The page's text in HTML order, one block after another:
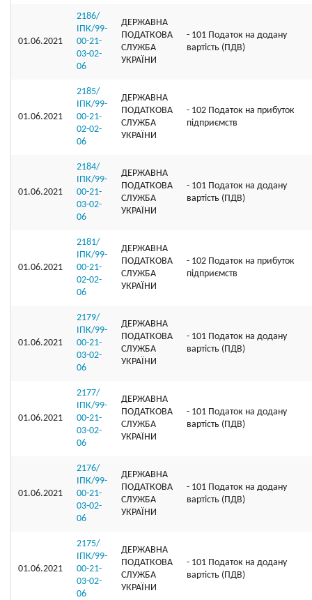
01.06.2021
2186/
ІПК/99-
00-21-
03-02-
06
ДЕРЖАВНА
ПОДАТКОВА
СЛУЖБА
УКРАЇНИ
- 101 Податок на додану
вартість (ПДВ)
01.06.2021
2185/
ІПК/99-
00-21-
02-02-
06
ДЕРЖАВНА
ПОДАТКОВА
СЛУЖБА
УКРАЇНИ
- 102 Податок на прибуток
підприємств
01.06.2021
2184/
ІПК/99-
00-21-
03-02-
06
ДЕРЖАВНА
ПОДАТКОВА
СЛУЖБА
УКРАЇНИ
- 101 Податок на додану
вартість (ПДВ)
01.06.2021
2181/
ІПК/99-
00-21-
02-02-
06
ДЕРЖАВНА
ПОДАТКОВА
СЛУЖБА
УКРАЇНИ
- 102 Податок на прибуток
підприємств
01.06.2021
2179/
ІПК/99-
00-21-
03-02-
06
ДЕРЖАВНА
ПОДАТКОВА
СЛУЖБА
УКРАЇНИ
- 101 Податок на додану
вартість (ПДВ)
01.06.2021
2177/
ІПК/99-
00-21-
03-02-
06
ДЕРЖАВНА
ПОДАТКОВА
СЛУЖБА
УКРАЇНИ
- 101 Податок на додану
вартість (ПДВ)
01.06.2021
2176/
ІПК/99-
00-21-
03-02-
06
ДЕРЖАВНА
ПОДАТКОВА
СЛУЖБА
УКРАЇНИ
- 101 Податок на додану
вартість (ПДВ)
01.06.2021
2175/
ІПК/99-
00-21-
03-02-
06
ДЕРЖАВНА
ПОДАТКОВА
СЛУЖБА
УКРАЇНИ
- 101 Податок на додану
вартість (ПДВ)